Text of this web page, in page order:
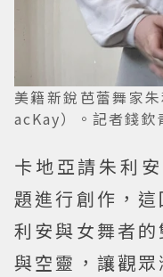
美籍新銳芭蕾舞家
acKay）。記者錢欽
卡地亞請朱利
題進行創作，
利安與女舞者
與空靈，讓觀